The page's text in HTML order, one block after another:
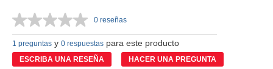
Sin
puntuación.
Enlace
en
la
0 reseñas
1 preguntas y 0 respuestas para este producto
ESCRIBA UNA RESEÑA HACER UNA PREGUNTA